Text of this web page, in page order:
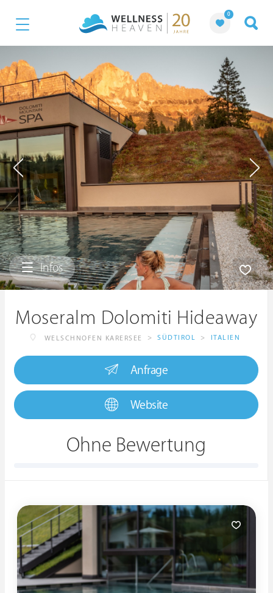
0
Infos
Moseralm Dolomiti Hideaway
WELSCHNOFEN KARERSEE > SÜDTIROL > ITALIEN
Anfrage
Website
Ohne Bewertung